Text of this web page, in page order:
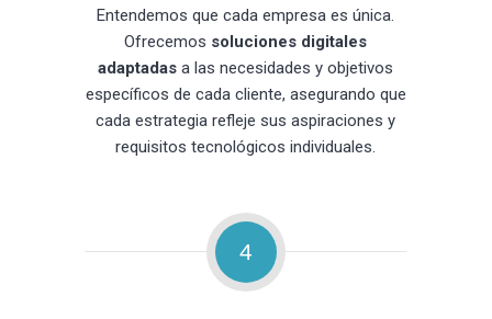
Entendemos que cada empresa es única.
Ofrecemos soluciones digitales
adaptadas a las necesidades y objetivos
específicos de cada cliente, asegurando que
cada estrategia refleje sus aspiraciones y
requisitos tecnológicos individuales.
4